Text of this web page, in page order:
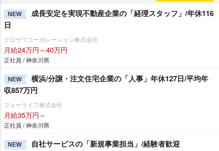
NEW
成長安定を実現不動産企業の「経理スタッフ」/年休116
日
クロサワコーポレーション株式会社
月給24万円～40万円
正社員 / 神奈川県
NEW
横浜/分譲・注文住宅企業の「人事」年休127日/平均年
収857万円
フォーライフ株式会社
月給35万円～
正社員 / 神奈川県
NEW 自社サービスの「新規事業担当」/経験者歓迎